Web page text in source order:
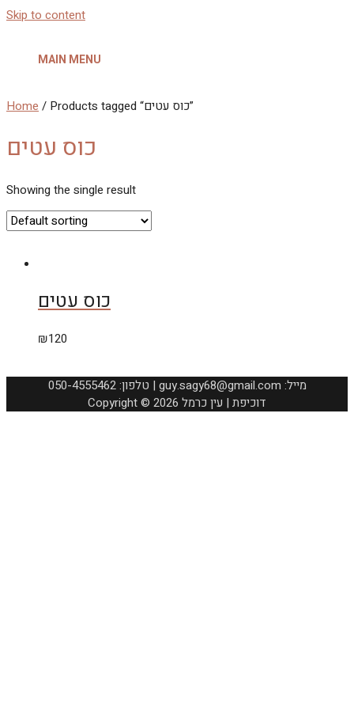
Skip to content
MAIN MENU
Home / Products tagged “כוס עטים”
כוס עטים
Showing the single result
כוס עטים
₪120
050-4555462 :טלפון | guy.sagy68@gmail.com :מייל
Copyright © 2026 דוכיפת | עין כרמל